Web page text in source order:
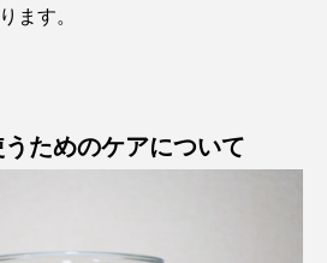
ます。
ためのケアについて